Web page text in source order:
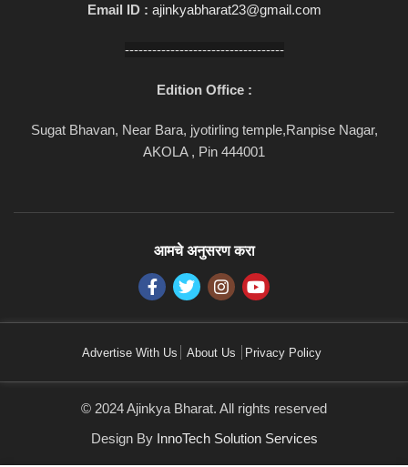
Email ID : ajinkyabharat23@gmail.com
-----------------------------------
Edition Office :
Sugat Bhavan, Near Bara, jyotirling temple,Ranpise Nagar,
AKOLA , Pin 444001
आमचे अनुसरण करा
Advertise With Us About Us Privacy Policy
© 2024 Ajinkya Bharat. All rights reserved
Design By InnoTech Solution Services